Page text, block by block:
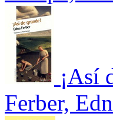
¡Así
Ferber,